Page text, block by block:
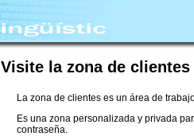
Visite la zona de clientes
La zona de clientes es un área de
Es una zona personalizada y privada
contraseña.